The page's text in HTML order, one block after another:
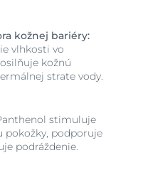
kožnej bariéry:
vlhkosti vo
kožnú
strate vody.
stimuluje
pokožky, podporuje
podráždenie.